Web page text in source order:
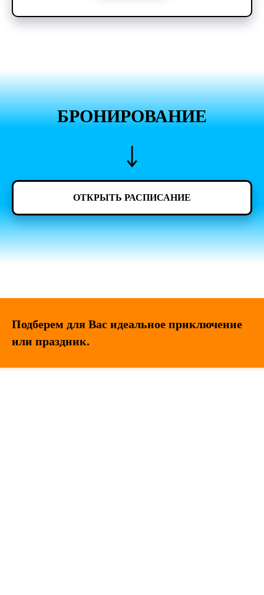
БРОНИРОВАНИЕ
ОТКРЫТЬ РАСПИСАНИЕ
Подберем для Вас идеальное приключение
или праздник.